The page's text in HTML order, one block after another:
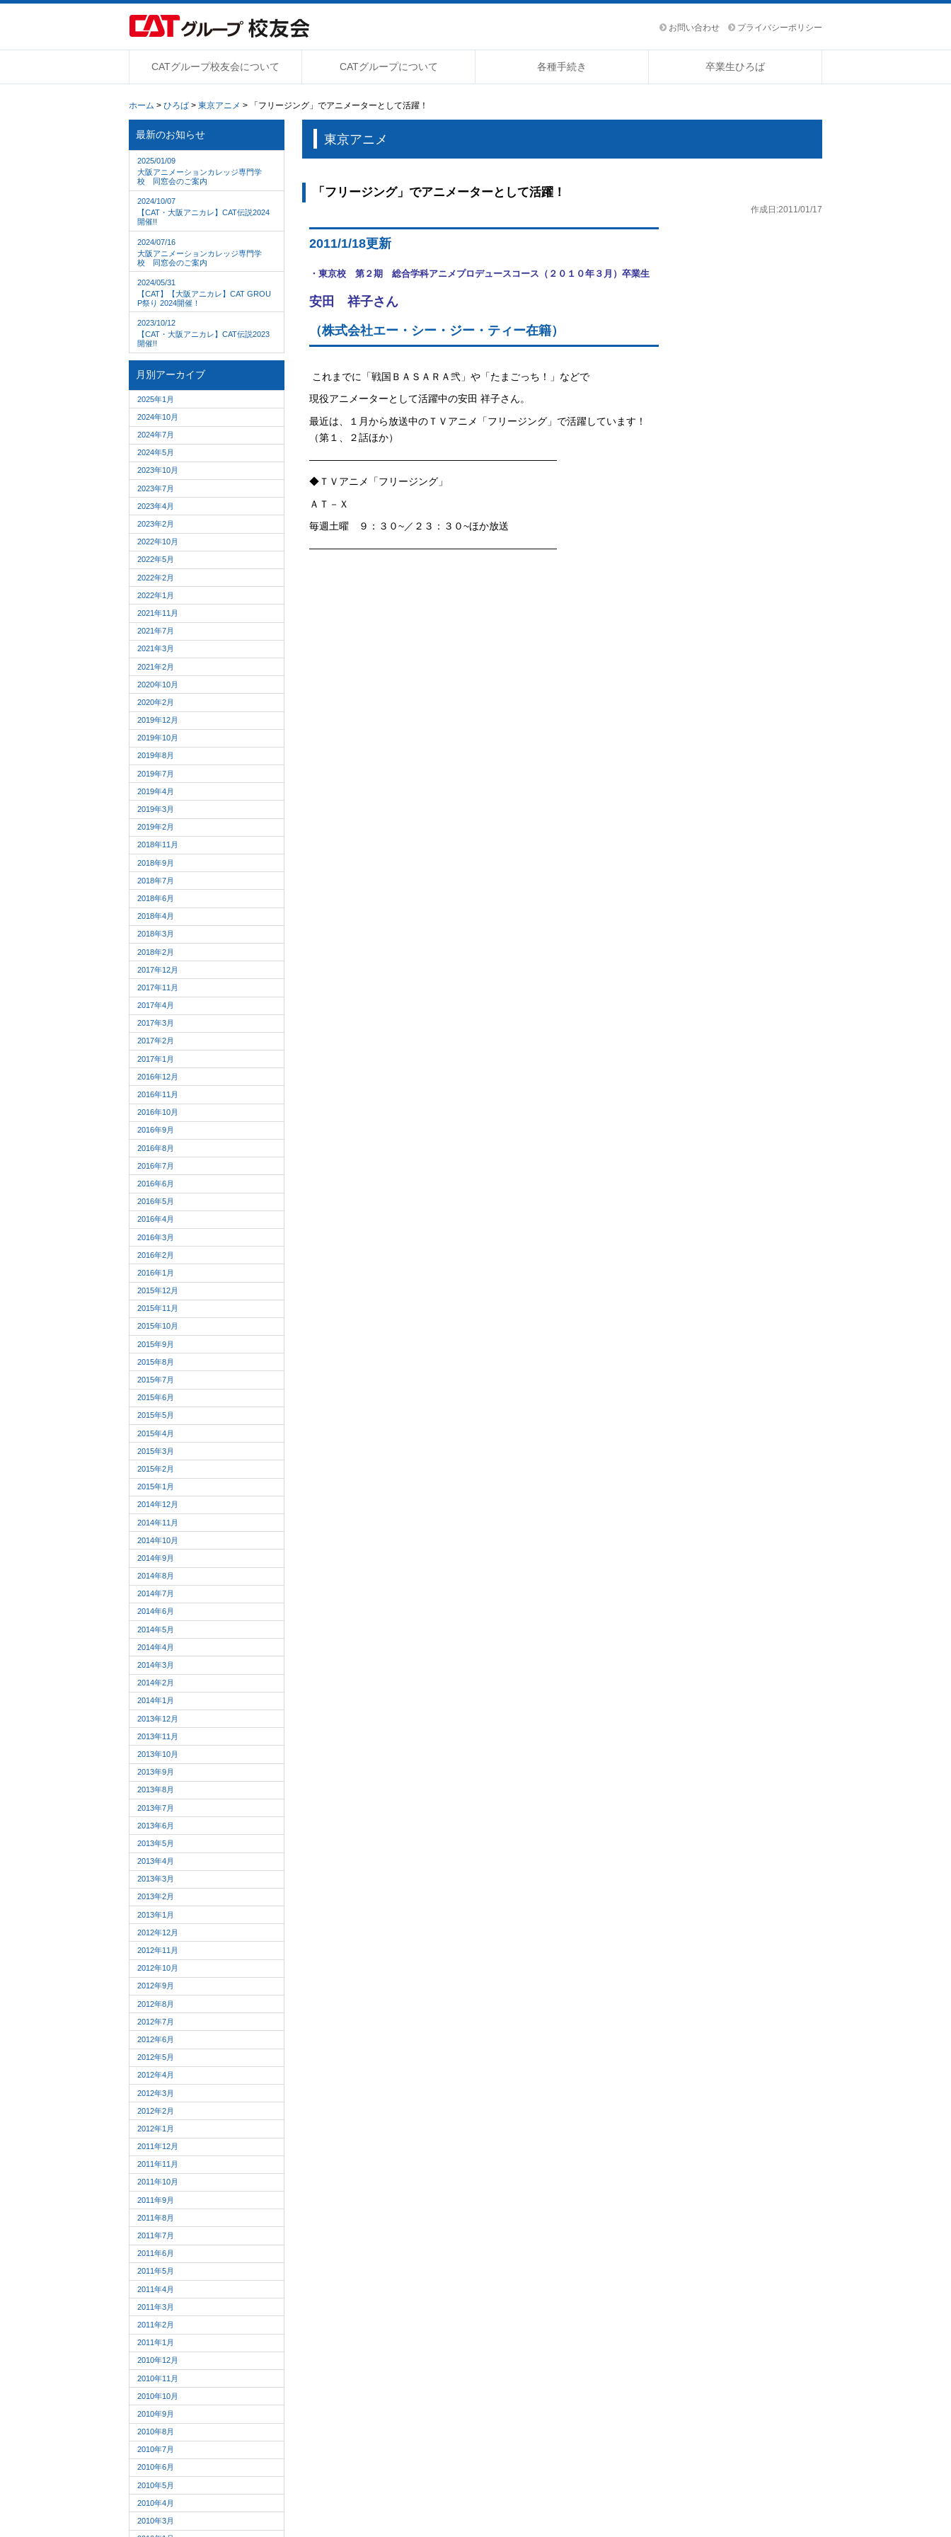
お問い合わせ プライバシーポリシー
CATグループ校友会について CATグループについて 各種手続き 卒業生ひろば
ホーム > ひろば > 東京アニメ > 「フリージング」でアニメーターとして活躍！
東京アニメ
「フリージング」でアニメーターとして活躍！
作成日:2011/01/17
2011/1/18更新
・東京校 第２期 総合学科アニメプロデュースコース（２０１０年３月）卒業生
安田 祥子さん
（株式会社エー・シー・ジー・ティー在籍）
これまでに「戦国ＢＡＳＡＲＡ弐」や「たまごっち！」などで
現役アニメーターとして活躍中の安田 祥子さん。
最近は、１月から放送中のＴＶアニメ「フリージング」で活躍しています！
（第１、２話ほか）
—————————————————————————
◆ＴＶアニメ「フリージング」
ＡＴ－Ｘ
毎週土曜 ９：３０~／２３：３０~ほか放送
—————————————————————————
最新のお知らせ
2025/01/09
大阪アニメーションカレッジ専門学
校 同窓会のご案内
2024/10/07
【CAT・大阪アニカレ】CAT伝説2024
開催!!
2024/07/16
大阪アニメーションカレッジ専門学
校 同窓会のご案内
2024/05/31
【CAT】【大阪アニカレ】CAT GROU
P祭り 2024開催！
2023/10/12
【CAT・大阪アニカレ】CAT伝説2023
開催!!
月別アーカイブ
2025年1月
2024年10月
2024年7月
2024年5月
2023年10月
2023年7月
2023年4月
2023年2月
2022年10月
2022年5月
2022年2月
2022年1月
2021年11月
2021年7月
2021年3月
2021年2月
2020年10月
2020年2月
2019年12月
2019年10月
2019年8月
2019年7月
2019年4月
2019年3月
2019年2月
2018年11月
2018年9月
2018年7月
2018年6月
2018年4月
2018年3月
2018年2月
2017年12月
2017年11月
2017年4月
2017年3月
2017年2月
2017年1月
2016年12月
2016年11月
2016年10月
2016年9月
2016年8月
2016年7月
2016年6月
2016年5月
2016年4月
2016年3月
2016年2月
2016年1月
2015年12月
2015年11月
2015年10月
2015年9月
2015年8月
2015年7月
2015年6月
2015年5月
2015年4月
2015年3月
2015年2月
2015年1月
2014年12月
2014年11月
2014年10月
2014年9月
2014年8月
2014年7月
2014年6月
2014年5月
2014年4月
2014年3月
2014年2月
2014年1月
2013年12月
2013年11月
2013年10月
2013年9月
2013年8月
2013年7月
2013年6月
2013年5月
2013年4月
2013年3月
2013年2月
2013年1月
2012年12月
2012年11月
2012年10月
2012年9月
2012年8月
2012年7月
2012年6月
2012年5月
2012年4月
2012年3月
2012年2月
2012年1月
2011年12月
2011年11月
2011年10月
2011年9月
2011年8月
2011年7月
2011年6月
2011年5月
2011年4月
2011年3月
2011年2月
2011年1月
2010年12月
2010年11月
2010年10月
2010年9月
2010年8月
2010年7月
2010年6月
2010年5月
2010年4月
2010年3月